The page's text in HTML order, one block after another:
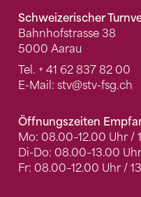
Schweizerischer
Bahnhofstrasse 38
5000 Aarau
Tel. + 41 62 837 82 00
E-Mail: stv@stv-fsg.ch
Öffnungszeiten
Mo: 08.00–12.00 Uhr /
Di-Do: 08.00–13.00 Uhr
Fr: 08.00–12.00 Uhr /